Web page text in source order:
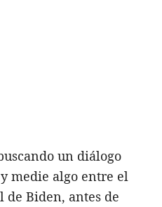
un diálogo
medie algo entre el
de Biden, antes de